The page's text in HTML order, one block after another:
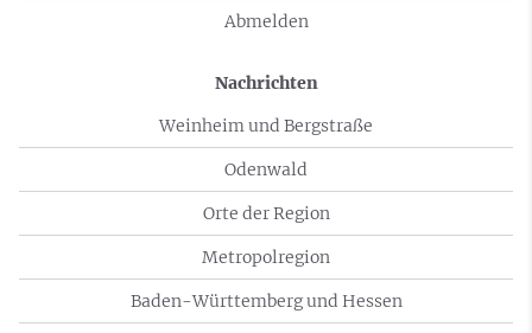
Abmelden
Nachrichten
Weinheim und Bergstraße
Odenwald
Orte der Region
Metropolregion
Baden-Württemberg und Hessen